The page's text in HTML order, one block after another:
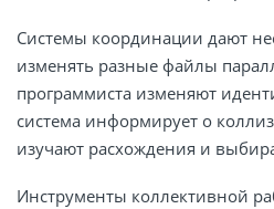
Системы координации дают
изменять разные файлы
программиста изменяют
система информирует о
изучают расхождения и
Инструменты коллективной